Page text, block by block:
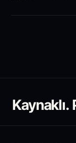
Kaynaklı.